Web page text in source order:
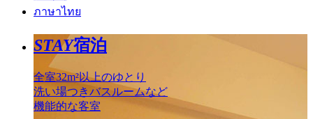
ภาษาไทย
STAY宿泊
全室32m²以上のゆとり
洗い場つきバスルームなど
機能的な客室